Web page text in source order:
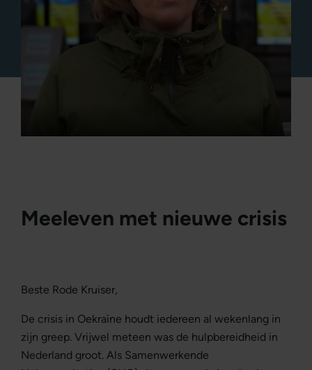
Meeleven met nieuwe crisis
Beste Rode Kruiser,
De crisis in Oekraïne houdt iedereen al wekenlang in
zijn greep. Vrijwel meteen was de hulpbereidheid in
Nederland groot. Als Samenwerkende